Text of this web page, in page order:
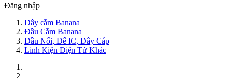
Đăng nhập
Dây cắm Banana
Đầu Cắm Banana
Đầu Nối, Đế IC, Dây Cáp
Linh Kiện Điện Tử Khác